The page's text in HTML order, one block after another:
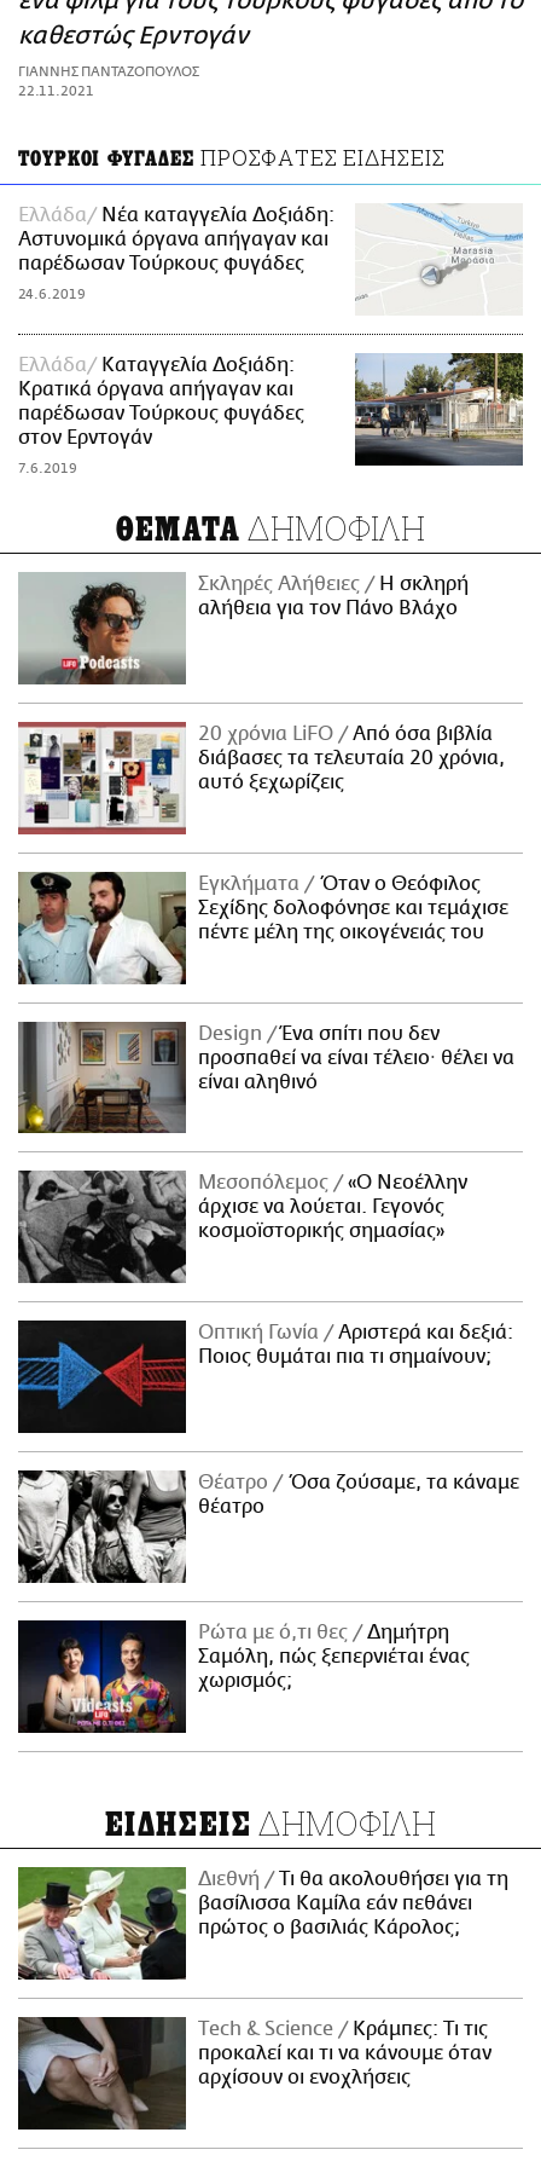
ΑΜΠΑ
PRINT
καθεστώς Ερντογάν
ΓΙΑΝΝΗΣ ΠΑΝΤΑΖΟΠΟΥΛΟΣ
22.11.2021
ΤΟΥΡΚΟΙ ΦΥΓΑΔΕΣ ΠΡΟΣΦΑΤΕΣ ΕΙΔΗΣΕΙΣ
Ελλάδα
Νέα καταγγελία Δοξιάδη:
Αστυνομικά όργανα απήγαγαν και
παρέδωσαν Τούρκους φυγάδες
24.6.2019
Ελλάδα
Καταγγελία Δοξιάδη:
Κρατικά όργανα απήγαγαν και
παρέδωσαν Τούρκους φυγάδες
στον Ερντογάν
7.6.2019
ΘΕΜΑΤΑ ΔΗΜΟΦΙΛΗ
Σκληρές Αλήθειες
H σκληρή
αλήθεια για τον Πάνο Βλάχο
20 χρόνια LiFO
Από όσα βιβλία
διάβασες τα τελευταία 20 χρόνια,
αυτό ξεχωρίζεις
Εγκλήματα
Όταν ο Θεόφιλος
Σεχίδης δολοφόνησε και τεμάχισε
πέντε μέλη της οικογένειάς του
Design
Ένα σπίτι που δεν
προσπαθεί να είναι τέλειο· θέλει να
είναι αληθινό
Μεσοπόλεμος
«Ο Νεοέλλην
άρχισε να λούεται. Γεγονός
κοσμοϊστορικής σημασίας»
Οπτική Γωνία
Αριστερά και δεξιά:
Ποιος θυμάται πια τι σημαίνουν;
Θέατρο
Όσα ζούσαμε, τα κάναμε
θέατρο
Ρώτα με ό,τι θες
Δημήτρη
Σαμόλη, πώς ξεπερνιέται ένας
χωρισμός;
ΕΙΔΗΣΕΙΣ ΔΗΜΟΦΙΛΗ
Διεθνή
Τι θα ακολουθήσει για τη
βασίλισσα Καμίλα εάν πεθάνει
πρώτος ο βασιλιάς Κάρολος;
Τech & Science
Κράμπες: Τι τις
προκαλεί και τι να κάνουμε όταν
αρχίσουν οι ενοχλήσεις